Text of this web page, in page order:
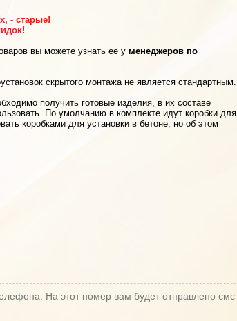
- старые!
вы можете узнать ее у менеджеров по
скрытого монтажа не является стандартным.
получить готовые изделия, в их составе
По умолчанию в комплекте идут коробки для
коробками для установки в бетоне, но об этом
На этот номер вам будет отправлено смс